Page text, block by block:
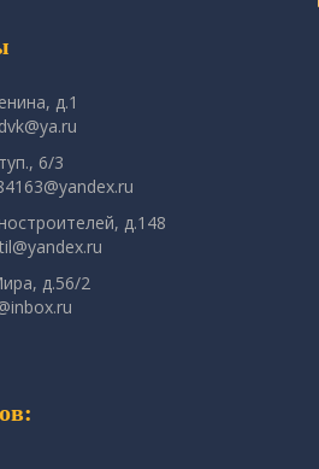
д.1
6/3
д.148
д.56/2